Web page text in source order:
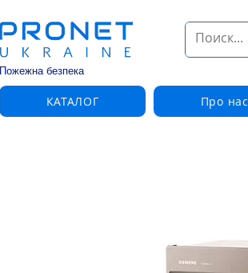
Пожежна безпека
КАТАЛОГ Про нас